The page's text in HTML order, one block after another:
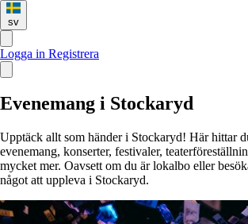
sv
Logga in Registrera
Evenemang i Stockaryd
Upptäck allt som händer i Stockaryd! Här hittar
evenemang, konserter, festivaler,
mycket mer. Oavsett om du är lokalbo eller
något att uppleva i Stockaryd.